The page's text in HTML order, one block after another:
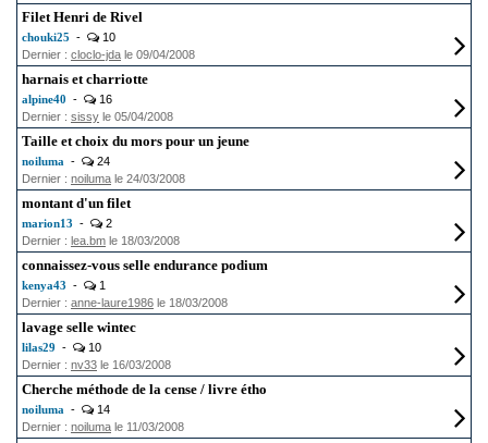
Filet Henri de Rivel
chouki25 -
10
Dernier : cloclo-jda le 09/04/2008
harnais et charriotte
alpine40 -
16
Dernier : sissy le 05/04/2008
Taille et choix du mors pour un jeune
noiluma -
24
Dernier : noiluma le 24/03/2008
montant d'un filet
marion13 -
2
Dernier : lea.bm le 18/03/2008
connaissez-vous selle endurance podium
kenya43 -
1
Dernier : anne-laure1986 le 18/03/2008
lavage selle wintec
lilas29 -
10
Dernier : nv33 le 16/03/2008
Cherche méthode de la cense / livre étho
noiluma -
14
Dernier : noiluma le 11/03/2008